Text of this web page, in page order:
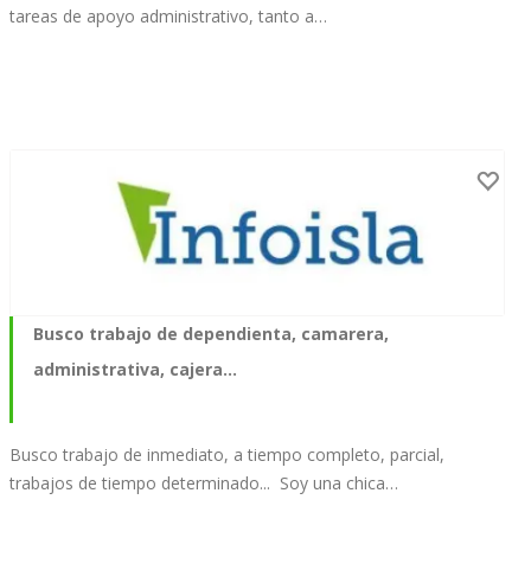
tareas de apoyo administrativo, tanto a…
Busco trabajo de dependienta, camarera,
administrativa, cajera...
Busco trabajo de inmediato, a tiempo completo, parcial,
trabajos de tiempo determinado... Soy una chica…